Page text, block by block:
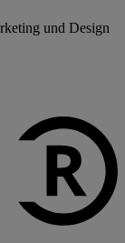
und Design